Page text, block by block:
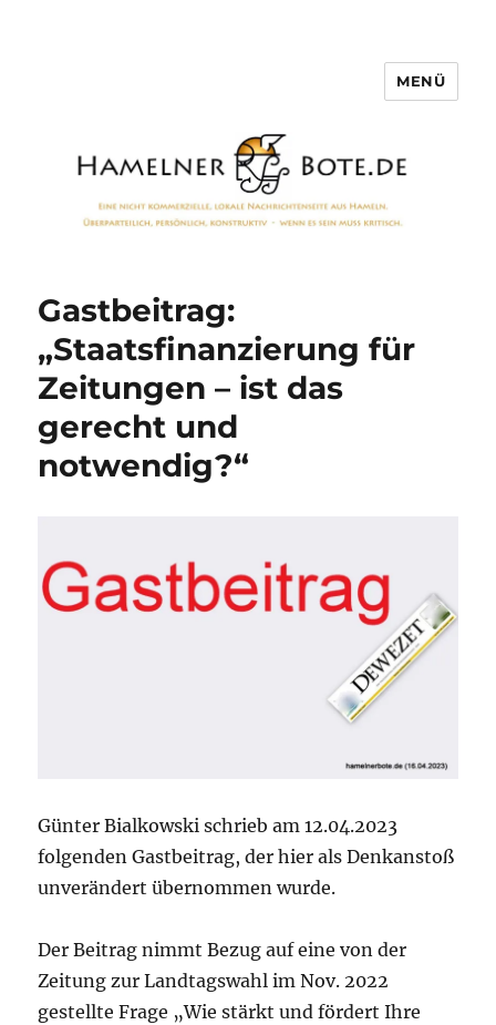
MENÜ
Gastbeitrag:
„Staatsfinanzierung für
Zeitungen – ist das
gerecht und
notwendig?“
Günter Bialkowski schrieb am 12.04.2023
folgenden Gastbeitrag, der hier als Denkanstoß
unverändert übernommen wurde.
Der Beitrag nimmt Bezug auf eine von der
Zeitung zur Landtagswahl im Nov. 2022
gestellte Frage „Wie stärkt und fördert Ihre